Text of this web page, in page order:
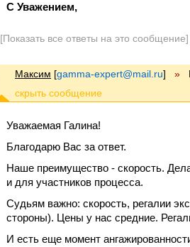
С Уважением,
[Показать все ответы на это сообщение]
Максим [gamma-expert@mail.ru] »
Уважаемая Галина!
Благодарю Вас за ответ.
Наше преимущество - скорость.
и для участников процесса.
Судьям важно: скорость, регалии
стороны). Цены у нас средние.
И есть еще момент